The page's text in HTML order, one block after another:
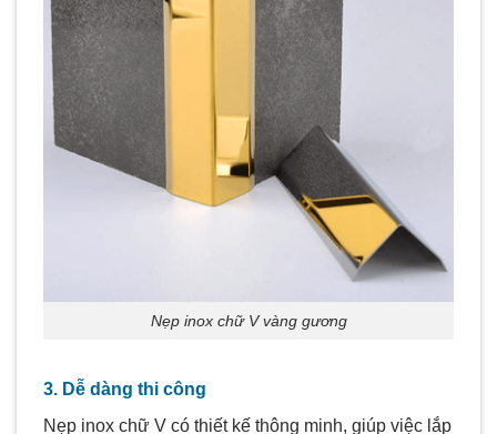
Nẹp inox chữ V vàng gương
3. Dễ dàng thi công
Nẹp inox chữ V có thiết kế thông minh, giúp việc lắp